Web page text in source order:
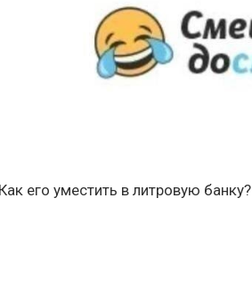
его уместить в литровую банку?